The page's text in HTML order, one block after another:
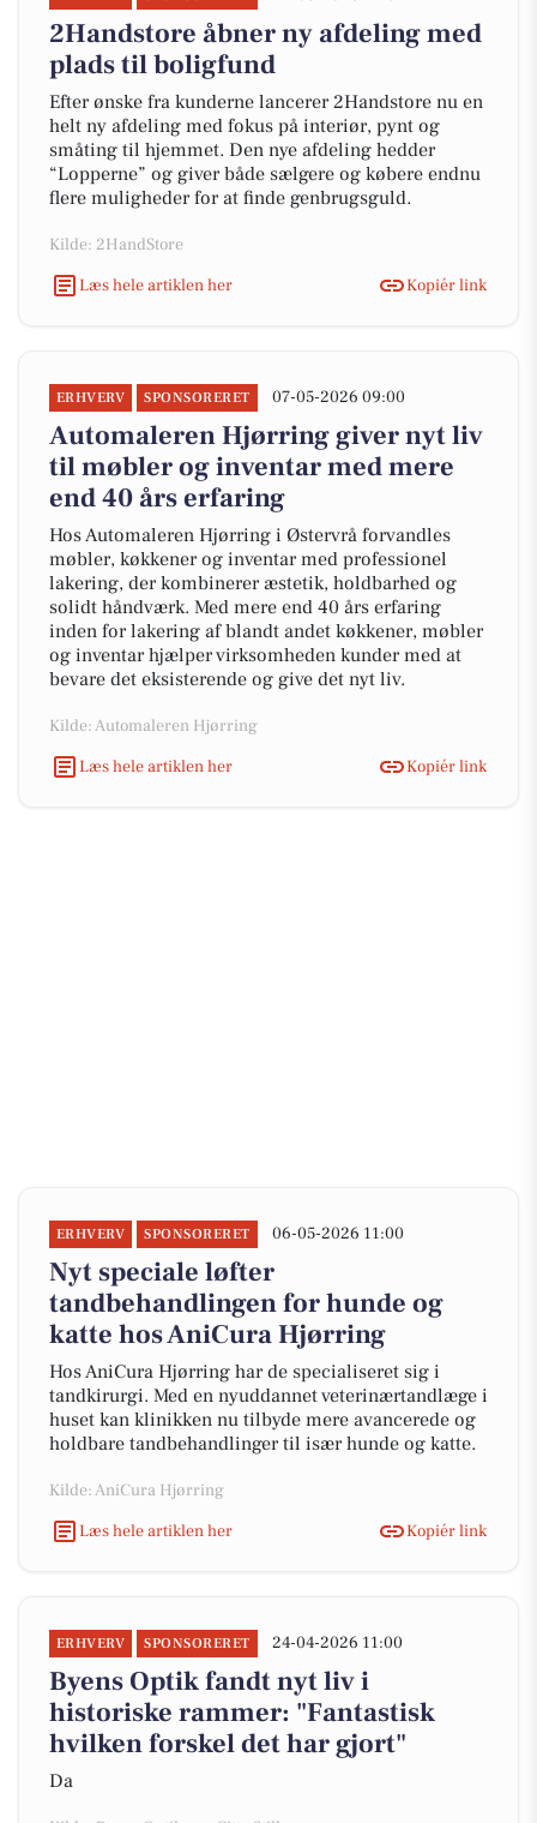
2Handstore åbner ny afdeling med
plads til boligfund
Efter ønske fra kunderne lancerer 2Handstore nu en
helt ny afdeling med fokus på interiør, pynt og
småting til hjemmet. Den nye afdeling hedder
“Lopperne” og giver både sælgere og købere endnu
flere muligheder for at finde genbrugsguld.
Kilde: 2HandStore
Læs hele artiklen her
Kopiér link
ERHVERV SPONSORERET 07-05-2026 09:00
Automaleren Hjørring giver nyt liv
til møbler og inventar med mere
end 40 års erfaring
Hos Automaleren Hjørring i Østervrå forvandles
møbler, køkkener og inventar med professionel
lakering, der kombinerer æstetik, holdbarhed og
solidt håndværk. Med mere end 40 års erfaring
inden for lakering af blandt andet køkkener, møbler
og inventar hjælper virksomheden kunder med at
bevare det eksisterende og give det nyt liv.
Kilde: Automaleren Hjørring
Læs hele artiklen her
Kopiér link
ERHVERV SPONSORERET 06-05-2026 11:00
Nyt speciale løfter
tandbehandlingen for hunde og
katte hos AniCura Hjørring
Hos AniCura Hjørring har de specialiseret sig i
tandkirurgi. Med en nyuddannet veterinærtandlæge i
huset kan klinikken nu tilbyde mere avancerede og
holdbare tandbehandlinger til især hunde og katte.
Kilde: AniCura Hjørring
Læs hele artiklen her
Kopiér link
ERHVERV SPONSORERET 24-04-2026 11:00
Byens Optik fandt nyt liv i
historiske rammer: "Fantastisk
hvilken forskel det har gjort"
Da